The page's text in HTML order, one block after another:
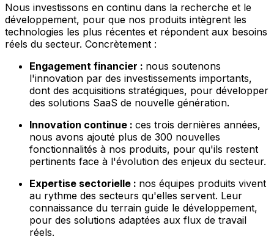
Nous investissons en continu dans la recherche et le
développement, pour que nos produits intègrent les
technologies les plus récentes et répondent aux besoins
réels du secteur. Concrètement :
Engagement financier : nous soutenons
l'innovation par des investissements importants,
dont des acquisitions stratégiques, pour développer
des solutions SaaS de nouvelle génération.
Innovation continue : ces trois dernières années,
nous avons ajouté plus de 300 nouvelles
fonctionnalités à nos produits, pour qu'ils restent
pertinents face à l'évolution des enjeux du secteur.
Expertise sectorielle : nos équipes produits vivent
au rythme des secteurs qu'elles servent. Leur
connaissance du terrain guide le développement,
pour des solutions adaptées aux flux de travail
réels.